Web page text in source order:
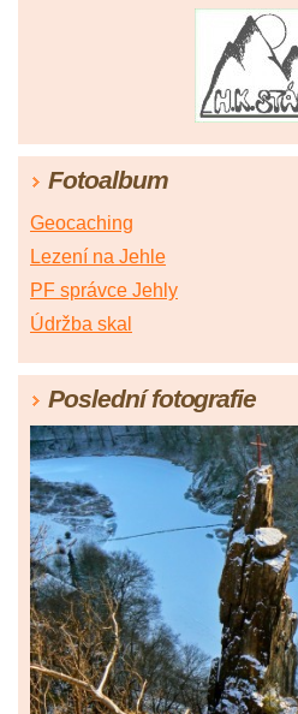
Fotoalbum
Geocaching
Lezení na Jehle
PF správce Jehly
Údržba skal
Poslední fotografie